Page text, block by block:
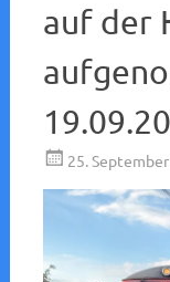
auf der
25.